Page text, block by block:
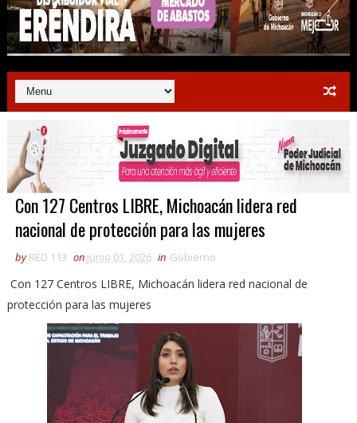
Con 127 Centros LIBRE, Michoacán lidera red
nacional de protección para las mujeres
by RED 113 on junio 01, 2026 in Gobierno
Con 127 Centros LIBRE, Michoacán lidera red nacional de
protección para las mujeres